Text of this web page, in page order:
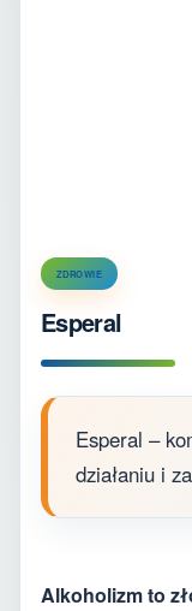
ZDROWIE
Esperal
Esperal –
działaniu i
Alkoholizm to